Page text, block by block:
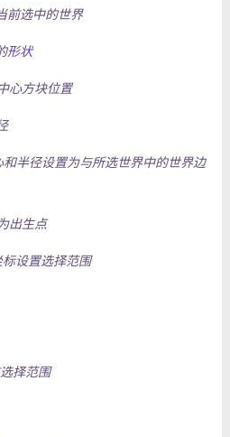
前选中的世界
形状
心方块位置
和半径设置为与所选世界中的世界边
出生点
标设置选择范围
择范围